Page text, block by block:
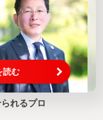
読む
れるプロ